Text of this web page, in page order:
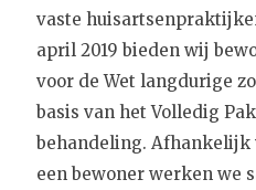
vaste
april 2019 bieden wij
voor de Wet langdurige
basis van het Volledig
behandeling. Afhankelijk
een bewoner werken we